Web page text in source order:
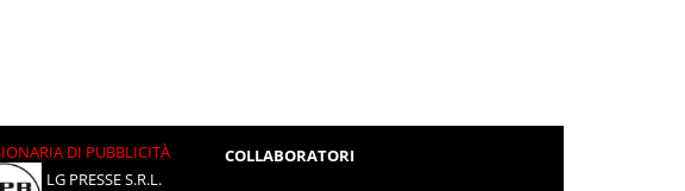
DI PUBBLICITÀ
LG PRESSE S.R.L.
COLLABORATORI